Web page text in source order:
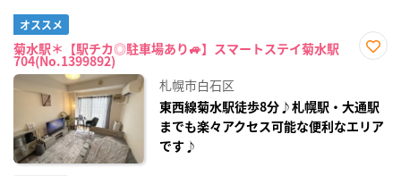
オススメ
菊水駅＊【駅チカ◎駐車場あり🚙】スマートステイ菊水駅
704(No.1399892)
録
札幌市白石区
東西線菊水駅徒歩8分♪札幌駅・大通駅
までも楽々アクセス可能な便利なエリア
です♪